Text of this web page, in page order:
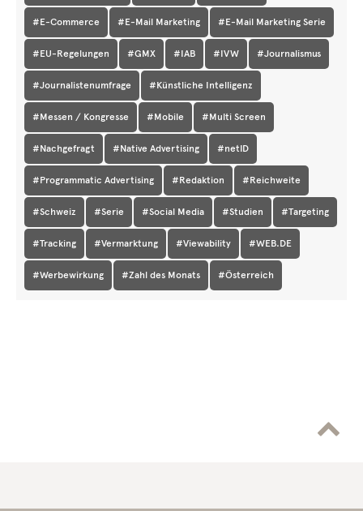
#E-Commerce #E-Mail Marketing #E-Mail Marketing Serie
#EU-Regelungen #GMX #IAB #IVW #Journalismus
#Journalistenumfrage #Künstliche Intelligenz
#Messen / Kongresse #Mobile #Multi Screen
#Nachgefragt #Native Advertising #netID
#Programmatic Advertising #Redaktion #Reichweite
#Schweiz #Serie #Social Media #Studien #Targeting
#Tracking #Vermarktung #Viewability #WEB.DE
#Werbewirkung #Zahl des Monats #Österreich
